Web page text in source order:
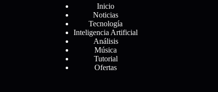
Inicio
Noticias
Tecnología
Inteligencia Artificial
Análisis
Música
Tutorial
Ofertas